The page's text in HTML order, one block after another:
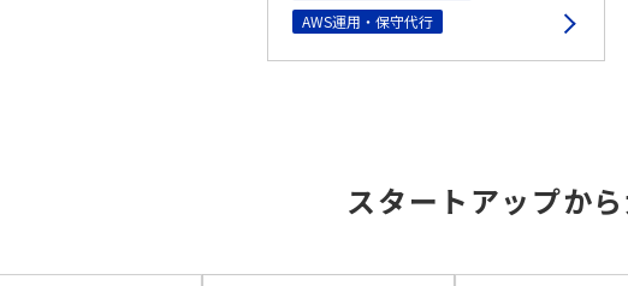
AWS運用・保守代行
スタートアップか